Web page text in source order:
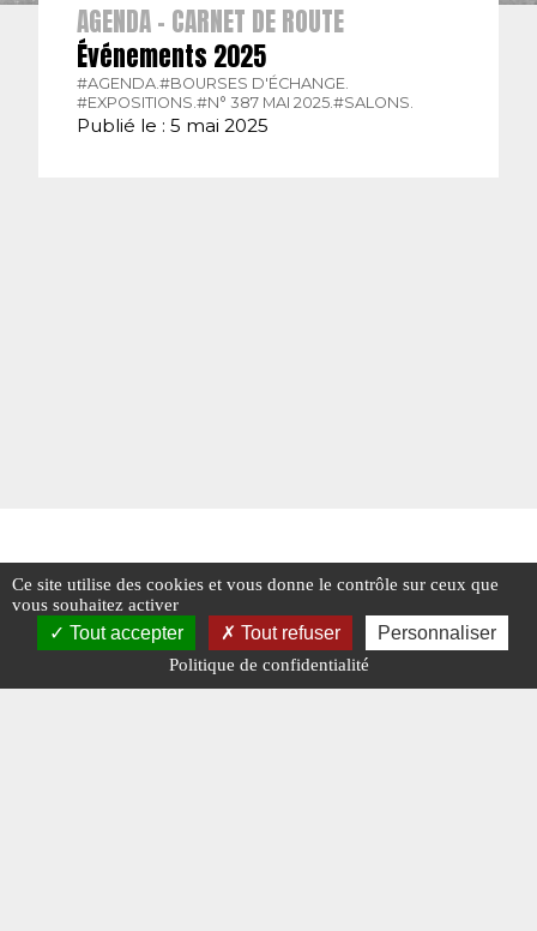
AGENDA - CARNET DE ROUTE
Événements 2025
#AGENDA. #BOURSES D'ÉCHANGE.
#EXPOSITIONS. #N° 387 MAI 2025. #SALONS.
Publié le : 5 mai 2025
Ce site utilise des cookies et vous donne le contrôle sur ceux que
vous souhaitez activer
Tout accepter Tout refuser Personnaliser
Politique de confidentialité